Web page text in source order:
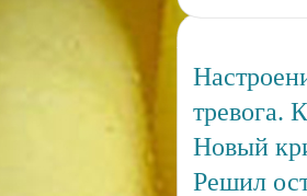
тревога.
Новый
Решил